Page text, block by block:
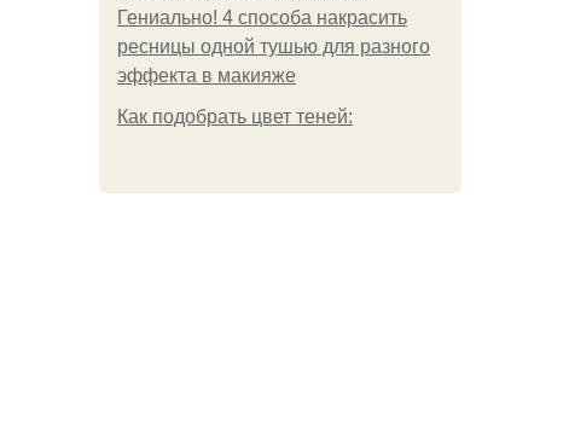
Гениально! 4 способа накрасить
ресницы одной тушью для разного
эффекта в макияже
Как подобрать цвет теней: